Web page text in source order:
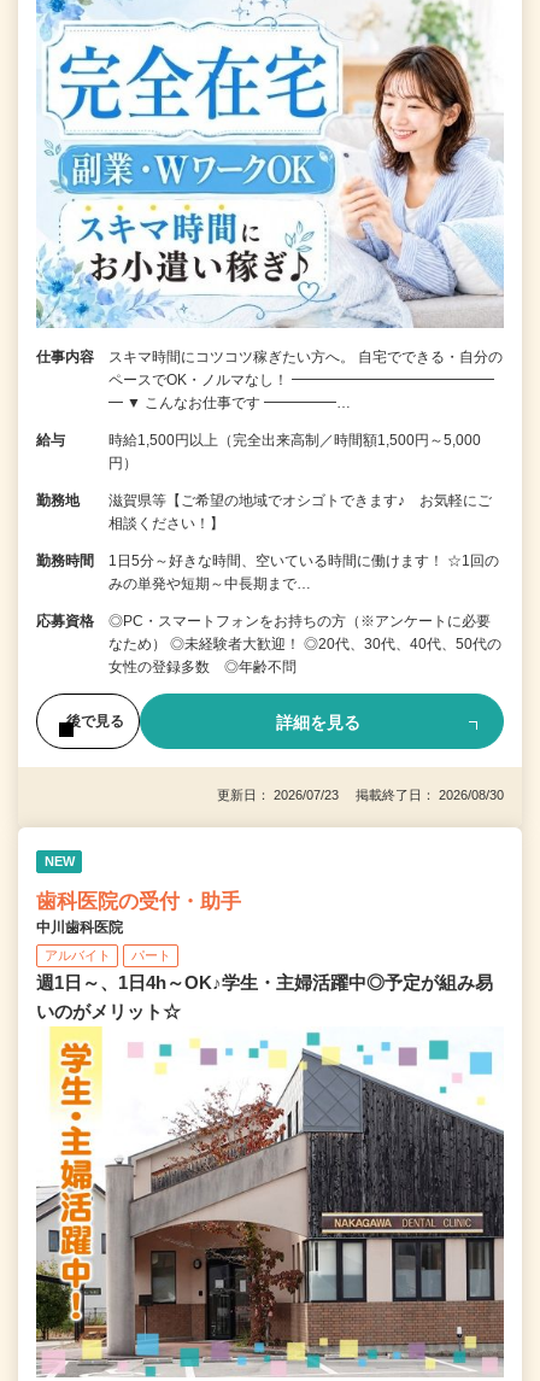
仕事内容
スキマ時間にコツコツ稼ぎたい方へ。 自宅でできる・自分の
ペースでOK・ノルマなし！ ━━━━━━━━━━━━━━
━ ▼ こんなお仕事です ━━━━━…
給与
時給1,500円以上（完全出来高制／時間額1,500円～5,000
円）
勤務地
滋賀県等【ご希望の地域でオシゴトできます♪ お気軽にご
相談ください！】
勤務時間
1日5分～好きな時間、空いている時間に働けます！ ☆1回の
みの単発や短期～中長期まで…
応募資格
◎PC・スマートフォンをお持ちの方（※アンケートに必要
なため） ◎未経験者大歓迎！ ◎20代、30代、40代、50代の
女性の登録多数 ◎年齢不問
後で見る 詳細を見る
更新日： 2026/07/23 掲載終了日： 2026/08/30
NEW
歯科医院の受付・助手
中川歯科医院
アルバイト パート
週1日～、1日4h～OK♪学生・主婦活躍中◎予定が組み易
いのがメリット☆